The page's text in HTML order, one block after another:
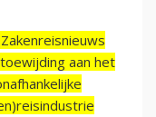
aan het